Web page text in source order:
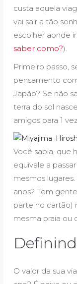
custa aquela
vai sair a tão
escolher aonde
saber como?).
Primeiro passo,
pensamento
Japão? Se não
terra do sol
amigos para 1
Você sabia, que
equivale a
mesmos
anos? Tem
parte no cartão)
mesma praia ou
O valor da sua